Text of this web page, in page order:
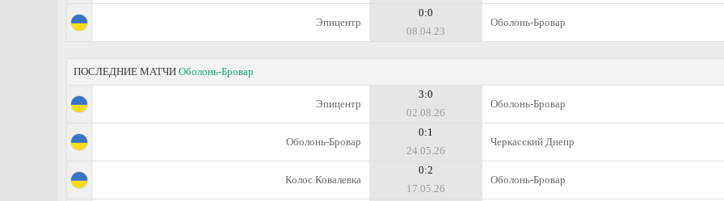
Эпицентр
0:0
08.04.23
Оболонь-Бровар
ПОСЛЕДНИЕ МАТЧИ Оболонь-Бровар
Эпицентр
3:0
02.08.26
Оболонь-Бровар
Оболонь-Бровар
0:1
24.05.26
Черкасский Днепр
Колос Ковалевка
0:2
17.05.26
Оболонь-Бровар